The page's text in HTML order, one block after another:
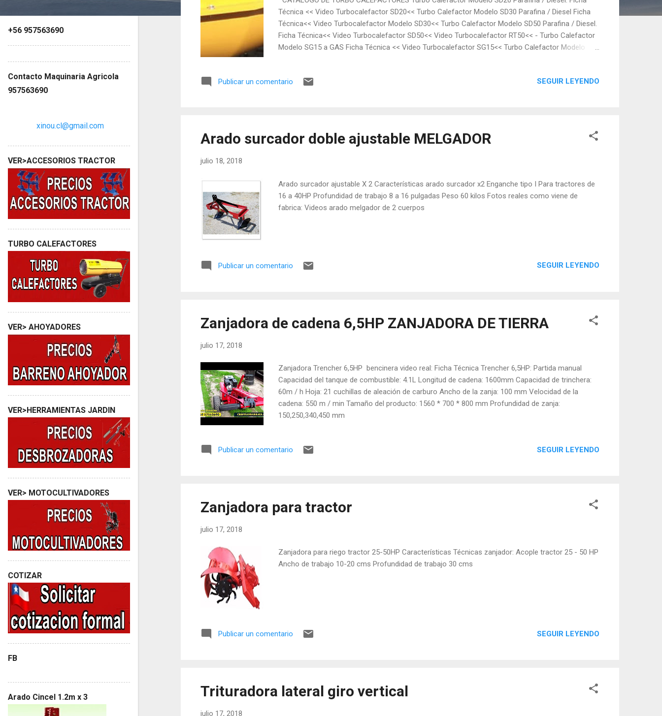
Técnica << Video Turbocalefactor SD20<< Turbo Calefactor Modelo SD30 Parafina / Diesel Ficha
Técnica<< Video Turbocalefactor Modelo SD30<< Turbo Calefactor Modelo SD50 Parafina / Diesel.
Ficha Técnica<< Video Turbocalefactor SD50<< Video Turbocalefactor RT50<< - Turbo Calefactor
Modelo SG15 a GAS Ficha Técnica << Video Turbocalefactor SG15<< Turbo Calefactor Modelo
SK5 Ficha Técnica << Video Turbocalefactor SK5<< Turbo Calefactor eléctrico trifásico Modelo
Publicar un comentario SEGUIR LEYENDO
Arado surcador doble ajustable MELGADOR
julio 18, 2018
Arado surcador ajustable X 2 Características arado surcador x2 Enganche tipo I Para tractores de
16 a 40HP Profundidad de trabajo 8 a 16 pulgadas Peso 60 kilos Fotos reales como viene de
fabrica: Videos arado melgador de 2 cuerpos
Publicar un comentario SEGUIR LEYENDO
Zanjadora de cadena 6,5HP ZANJADORA DE TIERRA
julio 17, 2018
Zanjadora Trencher 6,5HP bencinera video real: Ficha Técnica Trencher 6,5HP: Partida manual
Capacidad del tanque de combustible: 4.1L Longitud de cadena: 1600mm Capacidad de trinchera:
60m / h Hoja: 21 cuchillas de aleación de carburo Ancho de la zanja: 100 mm Velocidad de la
cadena: 550 m / min Tamaño del producto: 1560 * 700 * 800 mm Profundidad de zanja:
150,250,340,450 mm
Publicar un comentario SEGUIR LEYENDO
Zanjadora para tractor
julio 17, 2018
Zanjadora para riego tractor 25-50HP Características Técnicas zanjador: Acople tractor 25 - 50 HP
Ancho de trabajo 10-20 cms Profundidad de trabajo 30 cms
Publicar un comentario SEGUIR LEYENDO
Trituradora lateral giro vertical
julio 17, 2018
+56 957563690
Contacto Maquinaria Agricola
957563690
xinou.cl@gmail.com
VER>ACCESORIOS TRACTOR
TURBO CALEFACTORES
VER> AHOYADORES
VER>HERRAMIENTAS JARDIN
VER> MOTOCULTIVADORES
COTIZAR
FB
Arado Cincel 1.2m x 3